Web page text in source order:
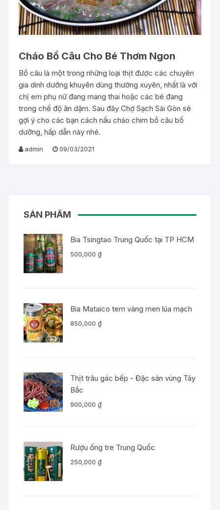
Cháo Bồ Câu Cho Bé Thơm Ngon
Bồ câu là một trong những loại thịt được các chuyên
gia dinh dưỡng khuyên dùng thường xuyên, nhất là với
chị em phụ nữ đang mang thai hoặc các bé đang
trong chế độ ăn dặm. Sau đây Chợ Sạch Sài Gòn sẽ
gợi ý cho các bạn cách nấu cháo chim bồ câu bổ
dưỡng, hấp dẫn này nhé.
admin 09/03/2021
SẢN PHẨM
Bia Tsingtao Trung Quốc tại TP HCM
500,000₫
Bia Mataico tem vàng men lúa mạch
850,000₫
Thịt trâu gác bếp - Đặc sản vùng Tây
Bắc
900,000₫
Rượu ống tre Trung Quốc
250,000₫